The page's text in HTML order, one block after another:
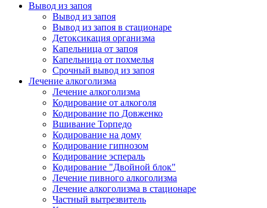
Вывод из запоя
Вывод из запоя
Вывод из запоя в стационаре
Детоксикация организма
Капельница от запоя
Капельница от похмелья
Срочный вывод из запоя
Лечение алкоголизма
Лечение алкоголизма
Кодирование от алкоголя
Кодирование по Довженко
Вшивание Торпедо
Кодирование на дому
Кодирование гипнозом
Кодирование эспераль
Кодирование "Двойной блок"
Лечение пивного алкоголизма
Лечение алкоголизма в стационаре
Частный вытрезвитель